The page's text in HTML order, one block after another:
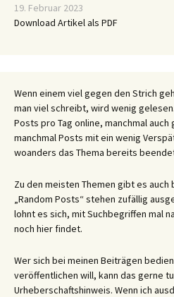
19. Februar 2023
Download Artikel als PDF
Wenn einem viel gegen den Strich
man viel schreibt, wird wenig
Posts pro Tag online, manchmal auch
manchmal Posts mit ein wenig
woanders das Thema bereits
Zu den meisten Themen gibt es
„Random Posts“ stehen zufällig
lohnt es sich, mit Suchbegriffen mal
noch hier findet.
Wer sich bei meinen Beiträgen
veröffentlichen will, kann das gerne
Urheberschaftshinweis. Wenn ich